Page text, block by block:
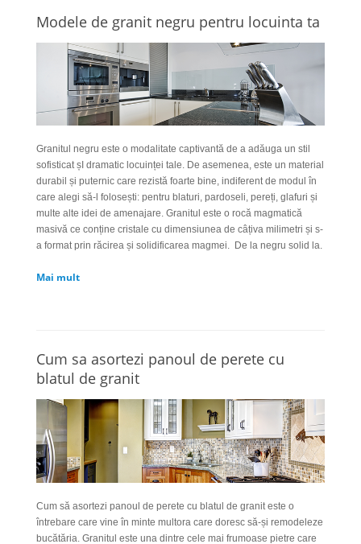
Modele de granit negru pentru locuinta ta
Granitul negru este o modalitate captivantă de a adăuga un stil
sofisticat șI dramatic locuinței tale. De asemenea, este un material
durabil și puternic care rezistă foarte bine, indiferent de modul în
care alegi să-l folosești: pentru blaturi, pardoseli, pereți, glafuri și
multe alte idei de amenajare. Granitul este o rocă magmatică
masivă ce conține cristale cu dimensiunea de câțiva milimetri și s-
a format prin răcirea și solidificarea magmei. De la negru solid la.
Mai mult
Cum sa asortezi panoul de perete cu
blatul de granit
Cum să asortezi panoul de perete cu blatul de granit este o
întrebare care vine în minte multora care doresc să-și remodeleze
bucătăria. Granitul este una dintre cele mai frumoase pietre care